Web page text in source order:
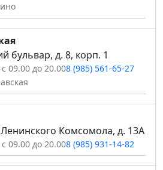
бульвар, д. 8, корп. 1
09.00 до 20.008 (985) 561-65-27
Комсомола, д. 13А
09.00 до 20.008 (985) 931-14-82